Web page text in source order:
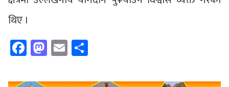
थिए ।
Facebook
Mastodon
Email